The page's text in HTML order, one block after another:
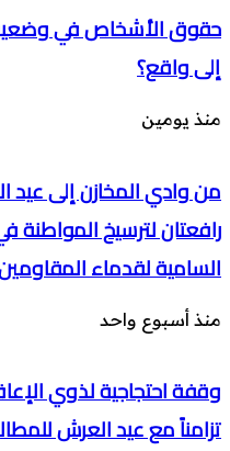
حقوق الأشخاص في
إلى واقع؟
منذ يومين
من وادي المخازن إلى عيد
رافعتان لترسيخ المواطنة
السامية لقدماء
منذ أسبوع واحد
وقفة احتجاجية لذوي
تزامناً مع عيد العرش